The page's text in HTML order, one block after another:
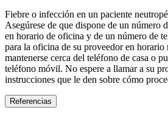
Fiebre o infección en un paciente
Asegúrese de que dispone de un número
en horario de oficina y de un número de
para la oficina de su proveedor en horario
mantenerse cerca del teléfono de casa o
teléfono móvil. No espere a llamar a su
instrucciones que le den sobre cómo
Referencias